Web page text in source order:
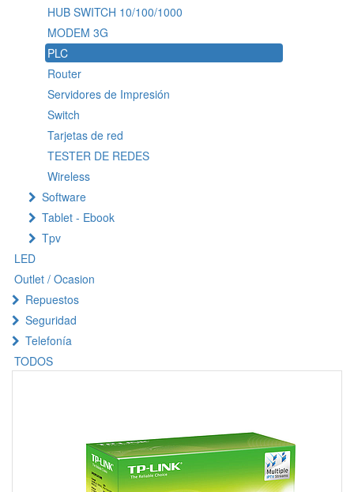
HUB SWITCH 10/100/1000
MODEM 3G
PLC
Router
Servidores de Impresión
Switch
Tarjetas de red
TESTER DE REDES
Wireless
Software
Tablet - Ebook
Tpv
LED
Outlet / Ocasion
Repuestos
Seguridad
Telefonía
TODOS